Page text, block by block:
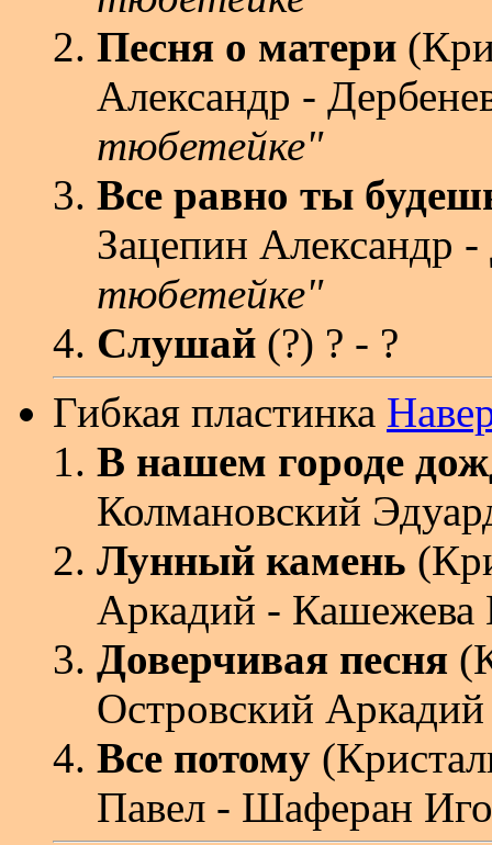
Песня о матери
Александр -
тюбетейке"
Все равно ты
Зацепин Александр
тюбетейке"
Слушай (?) ? - ?
Гибкая пластинка
В нашем городе
Колмановский
Лунный камень
Аркадий - Кашежева
Доверчивая песня
Островский
Все потому
Павел - Шаферан